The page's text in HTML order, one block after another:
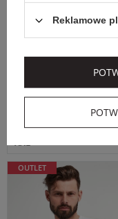
PAUL&SHARK
Cena regularna
561,75 PLN -25%
obniżką 599,20 PLN
PAUL&SHARK
REGULAR
XXL
OUTLET
Reklamowe